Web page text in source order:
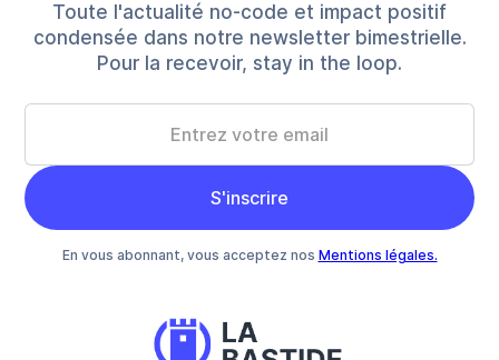
Toute l'actualité no-code et impact positif
condensée dans notre newsletter bimestrielle.
Pour la recevoir, stay in the loop.
En vous abonnant, vous acceptez nos Mentions légales.